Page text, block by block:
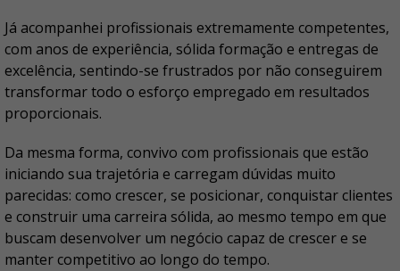
Já acompanhei profissionais extremamente competentes,
com anos de experiência, sólida formação e entregas de
excelência, sentindo-se frustrados por não conseguirem
transformar todo o esforço empregado em resultados
proporcionais.
Da mesma forma, convivo com profissionais que estão
iniciando sua trajetória e carregam dúvidas muito
parecidas: como crescer, se posicionar, conquistar clientes
e construir uma carreira sólida, ao mesmo tempo em que
buscam desenvolver um negócio capaz de crescer e se
manter competitivo ao longo do tempo.